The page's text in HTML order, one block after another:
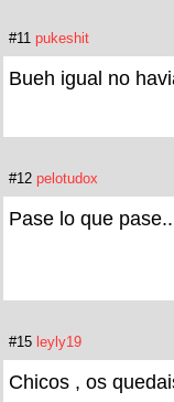
#11 pukeshit
Bueh igual no
#12 pelotudox
Pase lo que
#15 leyly19
Chicos , os